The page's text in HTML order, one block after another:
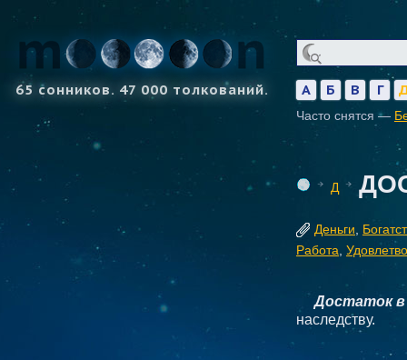
65 сонников. 47 000 толкований. А Б В Г
Часто снятся —
Д
Деньги
Работа
Достаток в
наследству.